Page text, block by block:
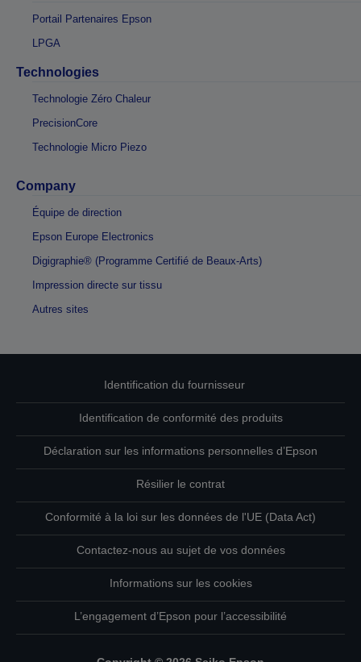
Portail Partenaires Epson
LPGA
Technologies
Technologie Zéro Chaleur
PrecisionCore
Technologie Micro Piezo
Company
Équipe de direction
Epson Europe Electronics
Digigraphie® (Programme Certifié de Beaux-Arts)
Impression directe sur tissu
Autres sites
Identification du fournisseur
Identification de conformité des produits
Déclaration sur les informations personnelles d’Epson
Résilier le contrat
Conformité à la loi sur les données de l'UE (Data Act)
Contactez-nous au sujet de vos données
Informations sur les cookies
L’engagement d’Epson pour l’accessibilité